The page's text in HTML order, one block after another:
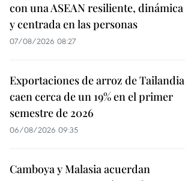
con una ASEAN resiliente, dinámica
y centrada en las personas
07/08/2026 08:27
Exportaciones de arroz de Tailandia
caen cerca de un 19% en el primer
semestre de 2026
06/08/2026 09:35
Camboya y Malasia acuerdan